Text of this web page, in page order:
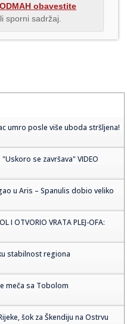
ODMAH obavestite
sporni sadržaj.
umro posle više uboda stršljena!
se završava" VIDEO
u Aris – Spanulis dobio veliko
I OTVORIO VRATA PLEJ-OFA:
stabilnost regiona
meča sa Tobolom
šok za Škendiju na Ostrvu